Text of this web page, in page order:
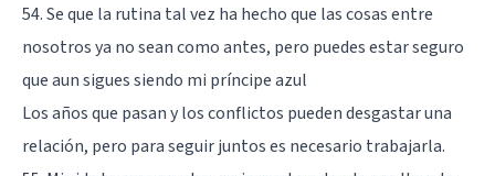
54. Se que la rutina tal vez ha hecho que las cosas entre
nosotros ya no sean como antes, pero puedes estar seguro
que aun sigues siendo mi príncipe azul
Los años que pasan y los conflictos pueden desgastar una
relación, pero para seguir juntos es necesario trabajarla.